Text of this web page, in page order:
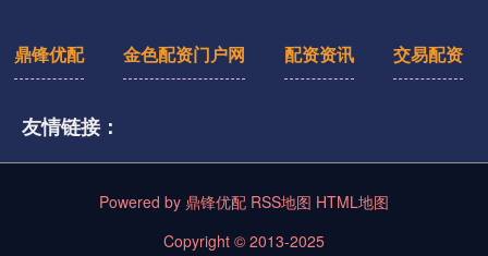
鼎锋优配 金色配资门户网 配资资讯 交易配资
友情链接：
Powered by 鼎锋优配 RSS地图 HTML地图
Copyright © 2013-2025